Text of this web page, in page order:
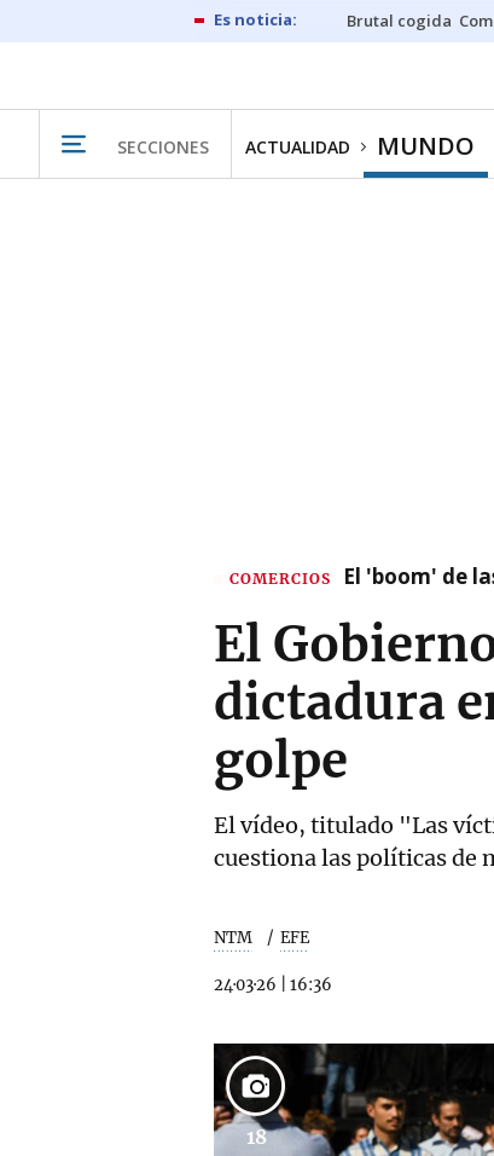
Brutal cogida
SECCIONES ACTUALIDAD MUNDO
COMERCIOS El 'boom' de
El
dictadura
golpe
El vídeo, titulado "Las
cuestiona las políticas de
NTM EFE
24·03·26 16:36
18